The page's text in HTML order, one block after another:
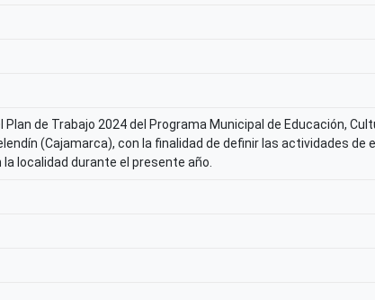
de Trabajo 2024 del Programa Municipal de Educación,
(Cajamarca), con la finalidad de definir las actividades de
localidad durante el presente año.